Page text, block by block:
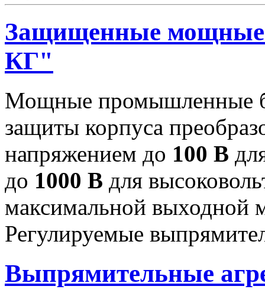
Защищенные
КГ"
Мощные промышленные
защиты корпуса
напряжением до 100 В
до 1000 В для
максимальной
Регулируемые
Выпрямительные